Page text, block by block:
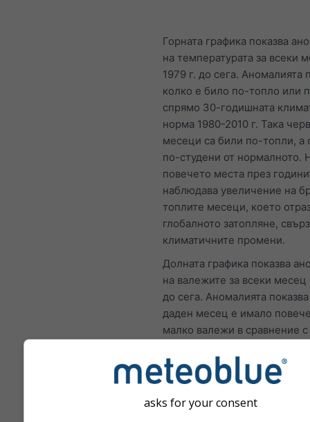
Горната графика показва
на температурата за всеки
1979 г. до сега. Аномалията
колко е било по-топло или
спрямо 30-годишната
норма 1980-2010 г. Така
месеци са били по-топли, а
по-студени от нормалното.
повечето места през
наблюдава увеличение на
топлите месеци, което
глобалното затопляне,
климатичните промени.
Долната графика показва
на валежите за всеки месец
до сега. Аномалията
даден месец е имало
малко валежи в сравнение
2010 г. Зелените месеци са
влажни, а кафявите – по-
нормалното.
asks for your consent